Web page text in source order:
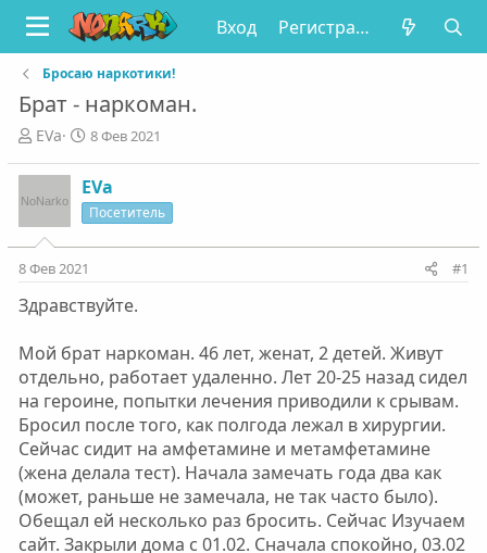
Вход Регистрация
Бросаю наркотики!
Брат - наркоман.
А
т
о
т
м
ы
EVa
Д
т
а
н
л
а
8 Фев 2021
EVa
Посетитель
8 Фев 2021 #1
Здравствуйте.
Мой брат наркоман. 46 лет, женат, 2 детей. Живут
отдельно, работает удаленно. Лет 20-25 назад сидел
на героине, попытки лечения приводили к срывам.
Бросил после того, как полгода лежал в хирургии.
Сейчас сидит на амфетамине и метамфетамине
(жена делала тест). Начала замечать года два как
(может, раньше не замечала, не так часто было).
Обещал ей несколько раз бросить. Сейчас Изучаем
сайт. Закрыли дома с 01.02. Сначала спокойно, 03.02